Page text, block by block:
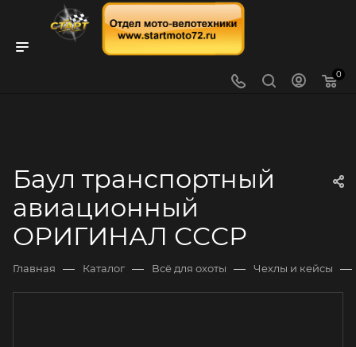
0
Баул транспортный
авиационный
ОРИГИНАЛ СССР
Главная — Каталог — Всё для охоты — Чехлы и кейсы —